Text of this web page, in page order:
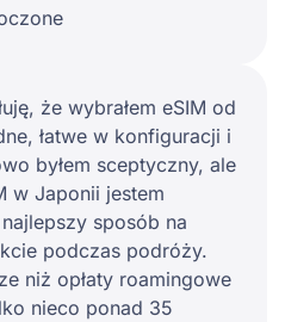
że wybrałem eSIM od
łatwe w konfiguracji i
byłem sceptyczny, ale
w Japonii jestem
sposób na
podczas podróży.
niż opłaty roamingowe
nieco ponad 35